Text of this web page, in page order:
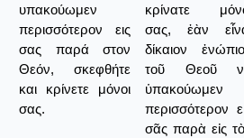
υπακούωμεν
περισσότερον εις
σας παρά στον
Θεόν, σκεφθήτε
και κρίνετε μόνοι
σας.
κρίνατε
σας, ἐὰν
δίκαιον
τοῦ Θεοῦ
ὑπακούωμεν
περισσότερον
σᾶς παρὰ εἰς